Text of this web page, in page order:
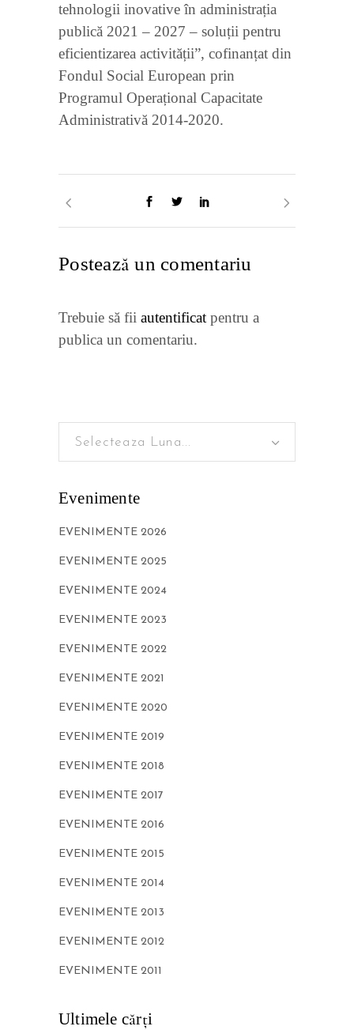
tehnologii inovative în administrația
publică 2021 – 2027 – soluții pentru
eficientizarea activității”, cofinanțat din
Fondul Social European prin
Programul Operațional Capacitate
Administrativă 2014-2020.
Postează un comentariu
Trebuie să fii autentificat pentru a
publica un comentariu.
Selecteaza Luna...
Evenimente
EVENIMENTE 2026
EVENIMENTE 2025
EVENIMENTE 2024
EVENIMENTE 2023
EVENIMENTE 2022
EVENIMENTE 2021
EVENIMENTE 2020
EVENIMENTE 2019
EVENIMENTE 2018
EVENIMENTE 2017
EVENIMENTE 2016
EVENIMENTE 2015
EVENIMENTE 2014
EVENIMENTE 2013
EVENIMENTE 2012
EVENIMENTE 2011
Ultimele cărţi